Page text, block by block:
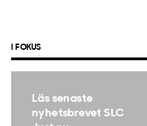
I FOKUS
Läs senaste
nyhetsbrevet SLC